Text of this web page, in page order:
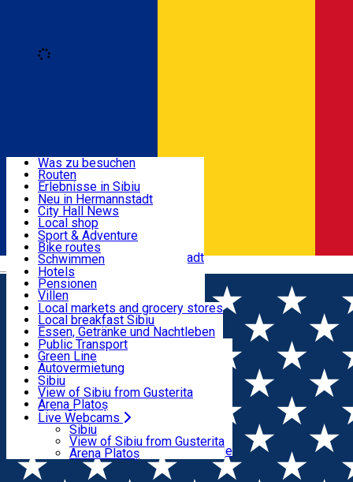
Română
Nützliche informationen
Aktivitäten & Abenteuer
Unterkunft
Essen, Getränke & Nachtleben
Transport & Parken
Live Webcams
Was zu besuchen
Routen
Erlebnisse in Sibiu
Podcast
Kultur
Museen
Kirchen
Parks, Zoo
Im Umkreis von Hermannstadt
Neu in Hermannstadt
City Hall News
Local shop
Sibiu Handwerker
Sibiul Verde
Public services
Bildung
Wie komme ich nach Sibiu?
Touristeninfo
Reiseführer
Guided tours
Local publication
Schönheitssalon
Sport & Adventure
Bike routes
Schwimmen
Reiten
Fitnessstudio
Loc de joacă indoor
Loc de joacă outdoor
Ski
Eislaufen
Yoga
Hotels
Pensionen
Villen
Hostels
Motels
Camping
Zimmer zu vermieten
Wohnungen
Unterkunft außerhalb von Sibiu
Local markets and grocery stores
Local breakfast Sibiu
Essen, Getränke und Nachtleben
Pizza
Fast Food
Kaffeestube
Konditorei
Pub, Bar
Nachtclubs
Bäckerei
Public Transport
Green Line
Autovermietung
Fahrad verleih
Scooter rentals
Taxi
Ride Sharing
Park-Tickets
Parkplätze
Ladestationen für Elektrofahrzeuge
Sibiu
View of Sibiu from Gusterita
Arena Platoș
Live Webcams
Sibiu
View of Sibiu from Gusterita
Arena Platoș
Home Street art
Street art